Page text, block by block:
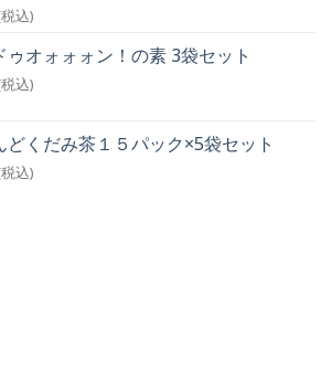
込)
ゥオォォォン！の素 3袋セット
込)
どくだみ茶１５パック×5袋セット
込)